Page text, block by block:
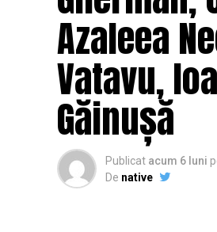
Azaleea
Vatavu,
Găinușă
Publicat acum 6 luni
De native